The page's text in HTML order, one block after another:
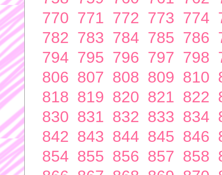
770 771 772 773 774
782 783 784 785 786
794 795 796 797 798
806 807 808 809 810
818 819 820 821 822
830 831 832 833 834
842 843 844 845 846
854 855 856 857 858